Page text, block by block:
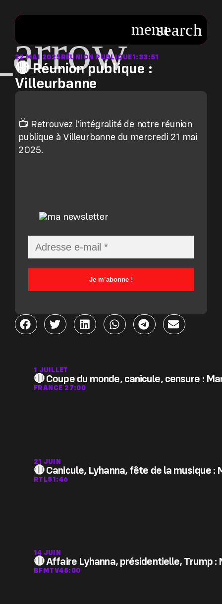
22 MAI 2025RÉUNION PUBLIQUE1:33:51
🔴 Réunion publique :
Villeurbanne
📺 Retrouvez l’intégralité de notre réunion
publique à Villeurbanne du mercredi 21 mai
2025.
1 JUILLET
🔴 Coupe du monde, canicule, censure :
FRANCE 27:00
21 JUIN
🔴 Canicule, Lyhanna, fête de la musique :
RTL51:46
14 JUIN
🔴 Affaire Lyhanna, présidentielle, Trump :
BFMTV45:00